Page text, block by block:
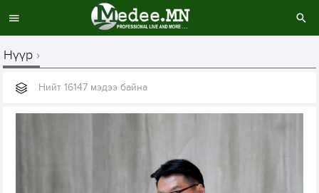
Нүүр
Нийт 16147 мэдээ байна